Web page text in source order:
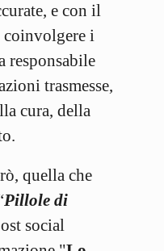
e con il
i
responsabile
trasmesse,
cura, della
quella che
Pillole di
social